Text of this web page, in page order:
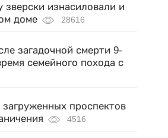
изнасиловали и
доме
28616
загадочной смерти 9-
семейного похода с
проспектов
4516